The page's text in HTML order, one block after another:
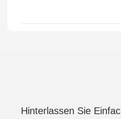
Hinterlassen Sie